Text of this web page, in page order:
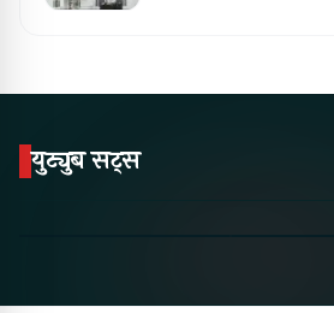
युट्युब सट्स